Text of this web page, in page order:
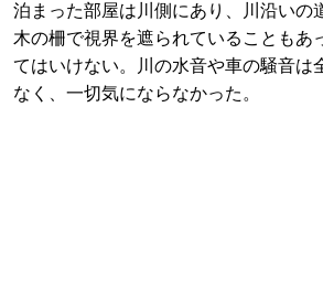
泊まった部屋は川側にあり、川沿いの
木の柵で視界を遮られていることもあ
てはいけない。川の水音や車の騒音は
なく、一切気にならなかった。